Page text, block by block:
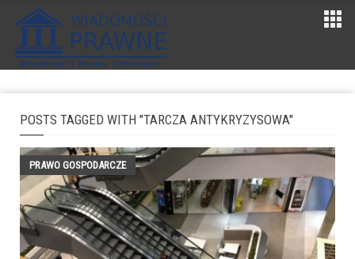
POSTS TAGGED WITH "TARCZA ANTYKRYZYSOWA"
PRAWO GOSPODARCZE